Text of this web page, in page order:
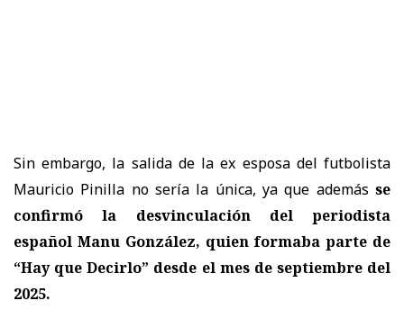
Sin embargo, la salida de la ex esposa del futbolista
Mauricio Pinilla no sería la única, ya que además se
confirmó la desvinculación del periodista
español Manu González, quien formaba parte de
“Hay que Decirlo” desde el mes de septiembre del
2025.